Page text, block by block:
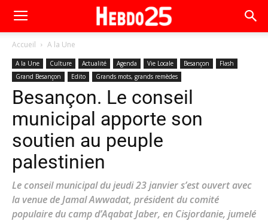
Accueil A la Une
A la Une Culture Actualité Agenda Vie Locale Besançon
Flash
Grand Besançon
Edito Grands mots, grands remèdes
Besançon. Le conseil
municipal apporte son
soutien au peuple
palestinien
Le conseil municipal du jeudi 23 janvier s’est ouvert avec
la venue de Jamal Awwadat, président du comité
populaire du camp d’Aqabat Jaber, en Cisjordanie, jumelé